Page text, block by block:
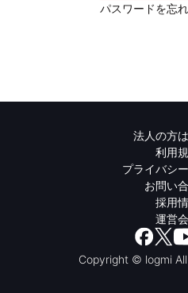
パスワードを忘
法人の方
利用
プライバシ
お問い
採用
運営
Copyright © logmi